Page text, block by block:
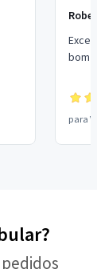
bom
para